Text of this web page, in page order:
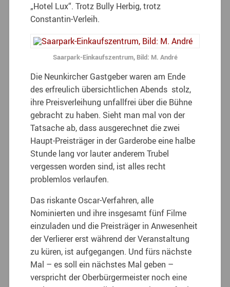
„Hotel Lux“. Trotz Bully Herbig, trotz
Constantin-Verleih.
Saarpark-Einkaufszentrum, Bild: M. André
Die Neunkircher Gastgeber waren am Ende
des erfreulich übersichtlichen Abends stolz,
ihre Preisverleihung unfallfrei über die Bühne
gebracht zu haben. Sieht man mal von der
Tatsache ab, dass ausgerechnet die zwei
Haupt-Preisträger in der Garderobe eine halbe
Stunde lang vor lauter anderem Trubel
vergessen worden sind, ist alles recht
problemlos verlaufen.
Das riskante Oscar-Verfahren, alle
Nominierten und ihre insgesamt fünf Filme
einzuladen und die Preisträger in Anwesenheit
der Verlierer erst während der Veranstaltung
zu küren, ist aufgegangen. Und fürs nächste
Mal – es soll ein nächstes Mal geben –
verspricht der Oberbürgermeister noch eine